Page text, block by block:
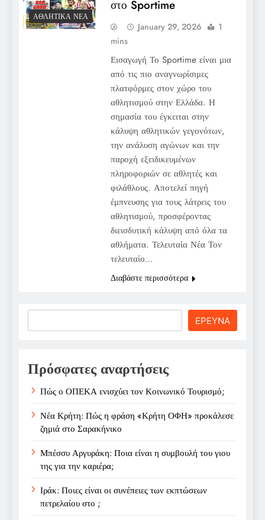
ΑΘΛΗΤΙΚΆ ΝΈΑ
στο Sportime
January 29, 2026
1
mins
Εισαγωγή Το Sportime είναι μια
από τις πιο αναγνωρίσιμες
πλατφόρμες στον χώρο του
αθλητισμού στην Ελλάδα. Η
σημασία του έγκειται στην
κάλυψη αθλητικών γεγονότων,
την ανάλυση αγώνων και την
παροχή εξειδικευμένων
πληροφοριών σε αθλητές και
φιλάθλους. Αποτελεί πηγή
έμπνευσης για τους λάτρεις του
αθλητισμού, προσφέροντας
διεισδυτική κάλυψη από όλα τα
αθλήματα. Τελευταία Νέα Τον
τελευταίο…
Διαβάστε περισσότερα
ΕΡΕΥΝΑ
Πρόσφατες αναρτήσεις
Πώς ο ΟΠΕΚΑ ενισχύει τον Κοινωνικό Τουρισμό;
Νέα Κρήτη: Πώς η φράση «Κρήτη ΟΦΗ» προκάλεσε
ζημιά στο Σαρακήνικο
Μπέσσυ Αργυράκη: Ποια είναι η συμβουλή του γιου
της για την καριέρα;
Ιράκ: Ποιες είναι οι συνέπειες των εκπτώσεων
πετρελαίου στο ;